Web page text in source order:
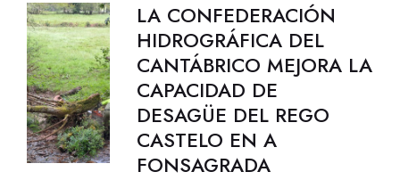
LA CONFEDERACIÓN
HIDROGRÁFICA DEL
CANTÁBRICO MEJORA LA
CAPACIDAD DE
DESAGÜE DEL REGO
CASTELO EN A
FONSAGRADA